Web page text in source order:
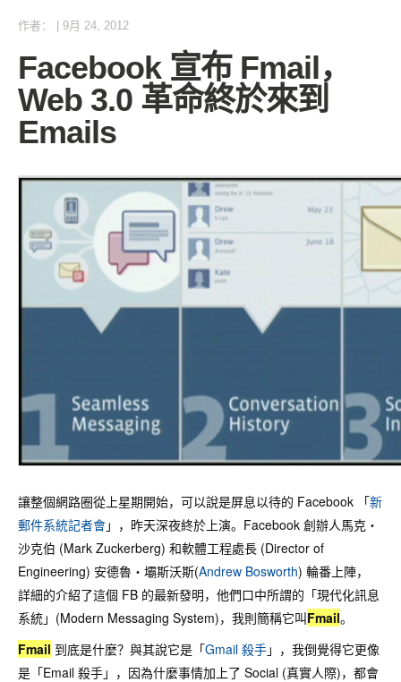
作者： 9月 24, 2012
Facebook 宣布 Fmail，
Web 3.0 革命終於來到
Emails
讓整個網路圈從上星期開始，可以說是屏息以待的 Facebook 「新
郵件系統記者會」，昨天深夜終於上演。Facebook 創辦人馬克‧
沙克伯 (Mark Zuckerberg) 和軟體工程處長 (Director of
Engineering) 安德魯‧壩斯沃斯(Andrew Bosworth) 輪番上陣，
詳細的介紹了這個 FB 的最新發明，他們口中所謂的「現代化訊息
系統」(Modern Messaging System)，我則簡稱它叫Fmail。
Fmail 到底是什麼？與其說它是「Gmail 殺手」，我倒覺得它更像
是「Email 殺手」，因為什麼事情加上了 Social (真實人際)，都會